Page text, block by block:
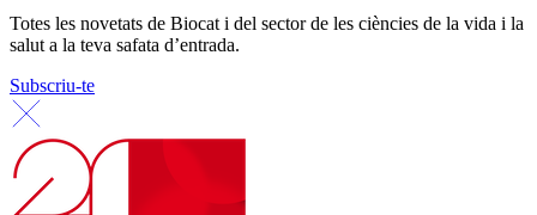
Totes les novetats de Biocat i del sector de les ciències de la vida i la
salut a la teva safata d’entrada.
Subscriu-te